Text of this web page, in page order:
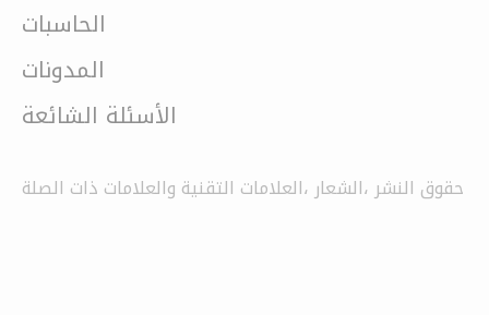
الحاسبات
المدونات
الأسئلة الشائعة
حقوق النشر ،الشعار ،العلامات التقنية والعلامات ذات الصلة